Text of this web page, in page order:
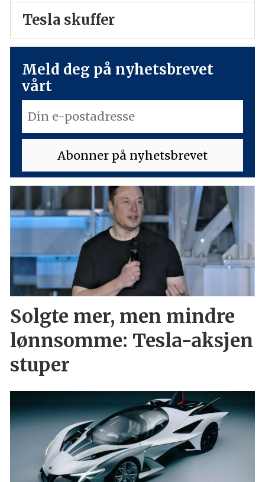
Tesla skuffer
Meld deg på nyhetsbrevet
vårt
Solgte mer, men mindre
lønnsomme: Tesla-aksjen
stuper